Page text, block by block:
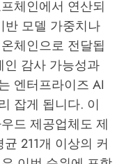
체인에서 연산되
반 모델 가중치나
체인으로 전달됩
인 감사 가능성과
엔터프라이즈 AI
잡게 됩니다. 이
드 제공업체도 제
211개 이상의 커